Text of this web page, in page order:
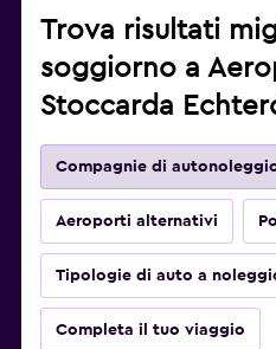
Trova risultati
soggiorno a
Stoccarda
Compagnie di
Aeroporti alternativi
Tipologie di auto a
Completa il tuo viaggio